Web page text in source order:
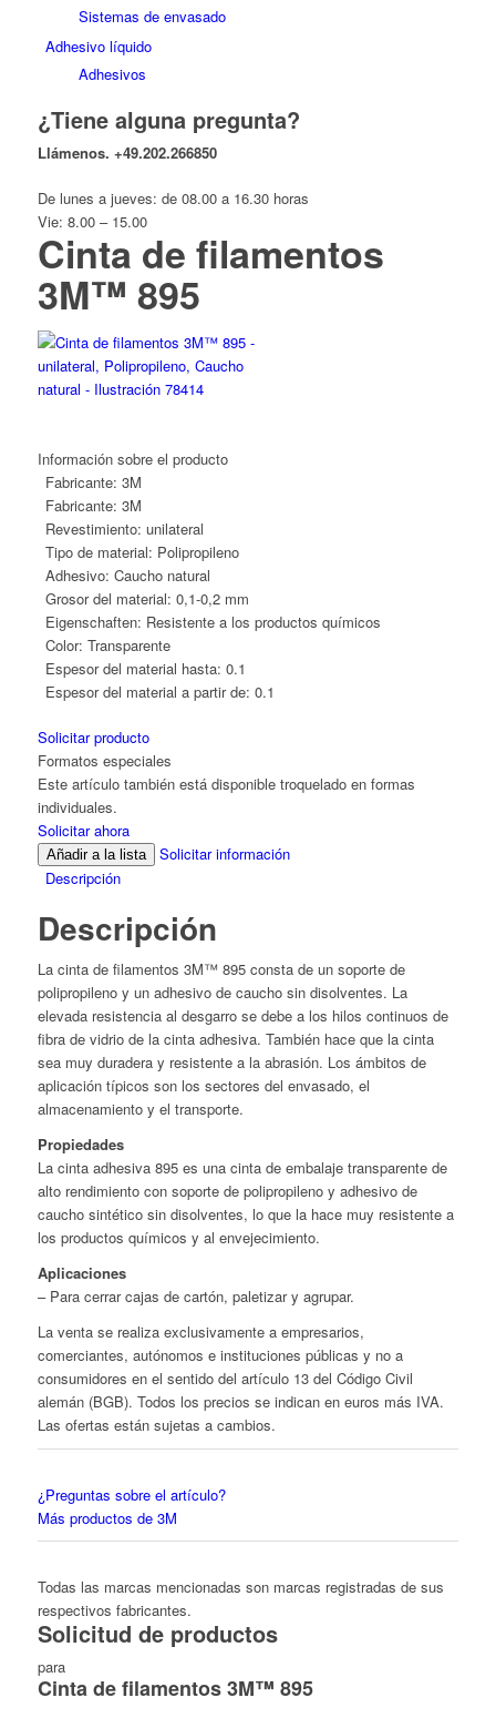
Sistemas de envasado
Adhesivo líquido
Adhesivos
¿Tiene alguna pregunta?
Llámenos. +49.202.266850
De lunes a jueves: de 08.00 a 16.30 horas
Vie: 8.00 – 15.00
Cinta de filamentos
3M™ 895
Información sobre el producto
Fabricante: 3M
Fabricante: 3M
Revestimiento: unilateral
Tipo de material: Polipropileno
Adhesivo: Caucho natural
Grosor del material: 0,1-0,2 mm
Eigenschaften: Resistente a los productos químicos
Color: Transparente
Espesor del material hasta: 0.1
Espesor del material a partir de: 0.1
Solicitar producto
Formatos especiales
Este artículo también está disponible troquelado en formas
individuales.
Solicitar ahora
Añadir a la lista
Solicitar información
Descripción
Descripción
La cinta de filamentos 3M™ 895 consta de un soporte de
polipropileno y un adhesivo de caucho sin disolventes. La
elevada resistencia al desgarro se debe a los hilos continuos de
fibra de vidrio de la cinta adhesiva. También hace que la cinta
sea muy duradera y resistente a la abrasión. Los ámbitos de
aplicación típicos son los sectores del envasado, el
almacenamiento y el transporte.
Propiedades
La cinta adhesiva 895 es una cinta de embalaje transparente de
alto rendimiento con soporte de polipropileno y adhesivo de
caucho sintético sin disolventes, lo que la hace muy resistente a
los productos químicos y al envejecimiento.
Aplicaciones
– Para cerrar cajas de cartón, paletizar y agrupar.
La venta se realiza exclusivamente a empresarios,
comerciantes, autónomos e instituciones públicas y no a
consumidores en el sentido del artículo 13 del Código Civil
alemán (BGB). Todos los precios se indican en euros más IVA.
Las ofertas están sujetas a cambios.
¿Preguntas sobre el artículo?
Más productos de 3M
Todas las marcas mencionadas son marcas registradas de sus
respectivos fabricantes.
Solicitud de productos
para
Cinta de filamentos 3M™ 895